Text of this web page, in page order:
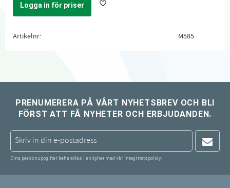
Logga in för priser Lägg till i favoriter
Artikelnr M585
PRENUMERERA PÅ VÅRT NYHETSBREV OCH BLI
FÖRST ATT FÅ NYHETER OCH ERBJUDANDEN.
Dina personuppgifter behandlas i enlighet med vår integritetspolicy.